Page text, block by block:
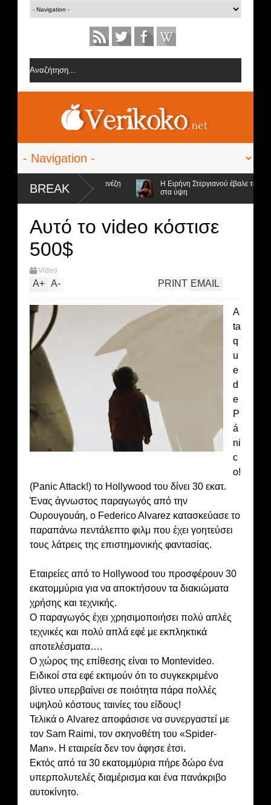
BREAK
την ομάδα της Σοφίας Δανέζη
Η Ειρήνη Στεργιανού έβαλε τα...
στα ύψη
Αυτό το video κόστισε
500$
Video
A+ A- EMAIL
PRINT
A
ta
q
u
e
d
e
P
á
ni
c
o!
(Panic Attack!) το Hollywood του δίνει 30 εκατ.
Ένας άγνωστος παραγωγός από την
Ουρουγουάη, ο Federico Alvarez κατασκεύασε το
παραπάνω πεντάλεπτο φιλμ που έχει γοητεύσει
τους λάτρεις της επιστημονικής φαντασίας.
Εταιρείες από το Hollywood του προσφέρουν 30
εκατομμύρια για να αποκτήσουν τα διακιώματα
χρήσης και τεχνικής.
Ο παραγωγός έχει χρησιμοποιήσει πολύ απλές
τεχνικές και πολύ απλά εφέ με εκπληκτικά
αποτελέσματα….
Ο χώρος της επίθεσης είναι το Montevideo.
Ειδικοί στα εφέ εκτιμούν ότι το συγκεκριμένο
βίντεο υπερβαίνει σε ποιότητα πάρα πολλές
υψηλού κόστους ταινίες του είδους!
Τελικά ο Alvarez αποφάσισε να συνεργαστεί με
τον Sam Raimi, τον σκηνοθέτη του «Spider-
Man». Η εταιρεία δεν τον άφησε έτσι.
Εκτός από τα 30 εκατομμύρια πήρε δώρο ένα
υπερπολυτελές διαμέρισμα και ένα πανάκριβο
αυτοκίνητο.